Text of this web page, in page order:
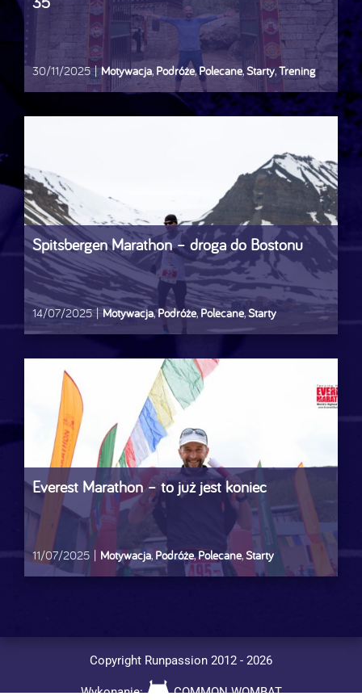
30/11/2025 | Motywacja, Podróże,Polecane,Starty,Trening
Spitsbergen Marathon – droga do Bostonu
14/07/2025 | Motywacja,Podróże,Polecane,Starty
Everest Marathon – to już jest koniec
11/07/2025 | Motywacja, Podróże,Polecane,Starty
Wykonanie: COMMON WOMBAT
Copyright Runpassion 2012 - 2026